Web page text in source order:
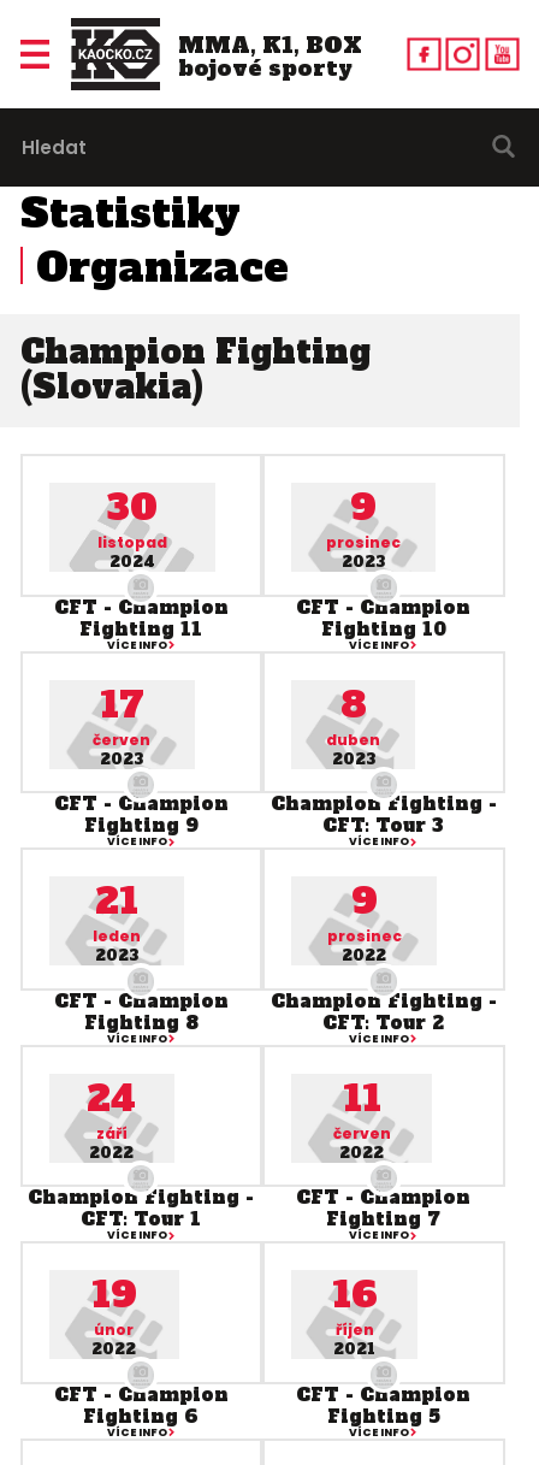
MMA, K1, BOX
bojové sporty
Statistiky
Organizace
Champion Fighting
(Slovakia)
30
listopad
2024
CFT - Champion
Fighting 11
VÍCE INFO
9
prosinec
2023
CFT - Champion
Fighting 10
VÍCE INFO
17
červen
2023
CFT - Champion
Fighting 9
VÍCE INFO
8
duben
2023
Champion Fighting -
CFT: Tour 3
VÍCE INFO
21
leden
2023
CFT - Champion
Fighting 8
VÍCE INFO
9
prosinec
2022
Champion Fighting -
CFT: Tour 2
VÍCE INFO
24
září
2022
Champion Fighting -
CFT: Tour 1
VÍCE INFO
11
červen
2022
CFT - Champion
Fighting 7
VÍCE INFO
19
únor
2022
CFT - Champion
Fighting 6
VÍCE INFO
16
říjen
2021
CFT - Champion
Fighting 5
VÍCE INFO